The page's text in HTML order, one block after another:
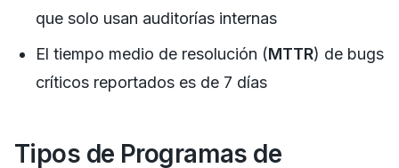
que solo usan auditorías internas
El tiempo medio de resolución (MTTR) de bugs
críticos reportados es de 7 días
Tipos de Programas de